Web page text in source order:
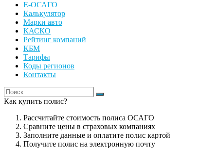
Е-ОСАГО
Калькулятор
Марки авто
КАСКО
Рейтинг компаний
КБМ
Тарифы
Коды регионов
Контакты
Как купить полис?
Рассчитайте стоимость полиса ОСАГО
Сравните цены в страховых компаниях
Заполните данные и оплатите полис картой
Получите полис на электронную почту